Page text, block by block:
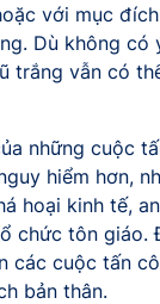
với mục
Dù không có
trắng vẫn có
những cuộc
hiểm hơn,
hoại kinh tế,
chức tôn giáo.
các cuộc tấn
bản thân.